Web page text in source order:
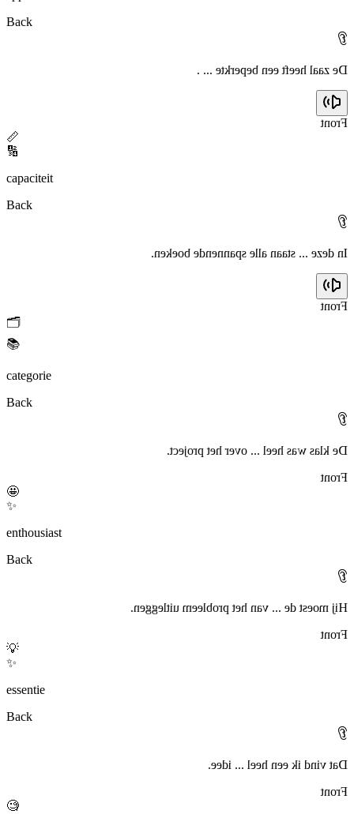
Back
👂
De zaal heeft een beperkte ... .
Front
📏
🔢
capaciteit
Back
👂
In deze ... staan alle spannende boeken.
Front
🗂️
📚
categorie
Back
👂
De klas was heel ... over het project.
Front
🤩
✨
enthousiast
Back
👂
Hij moest de ... van het probleem uitleggen.
Front
💡
✨
essentie
Back
👂
Dat vind ik een heel ... idee.
Front
🧐